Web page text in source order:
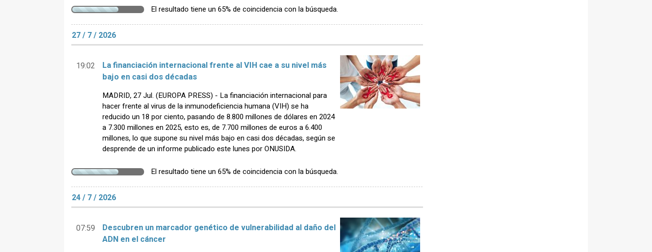
El resultado tiene un 65% de coincidencia con la búsqueda.
27 / 7 / 2026
19:02
La financiación internacional frente al VIH cae a su nivel más
bajo en casi dos décadas
MADRID, 27 Jul. (EUROPA PRESS) - La financiación internacional para
hacer frente al virus de la inmunodeficiencia humana (VIH) se ha
reducido un 18 por ciento, pasando de 8.800 millones de dólares en 2024
a 7.300 millones en 2025, esto es, de 7.700 millones de euros a 6.400
millones, lo que supone su nivel más bajo en casi dos décadas, según se
desprende de un informe publicado este lunes por ONUSIDA.
El resultado tiene un 65% de coincidencia con la búsqueda.
24 / 7 / 2026
07:59
Descubren un marcador genético de vulnerabilidad al daño del
ADN en el cáncer